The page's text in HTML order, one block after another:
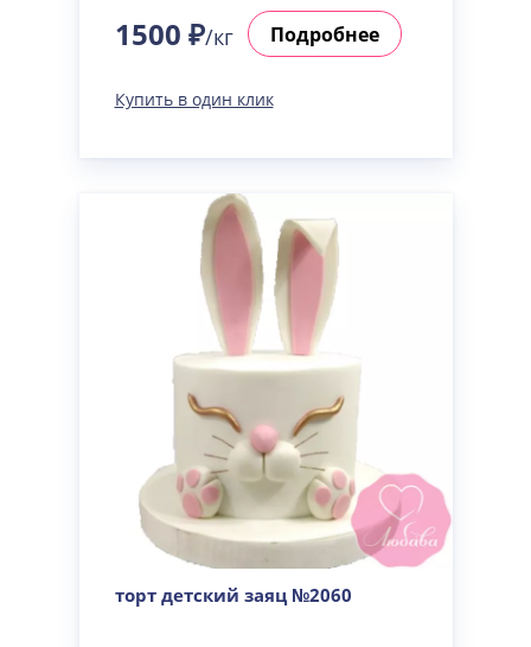
1500 ₽/кг Подробнее
Купить в один клик
торт детский заяц №2060